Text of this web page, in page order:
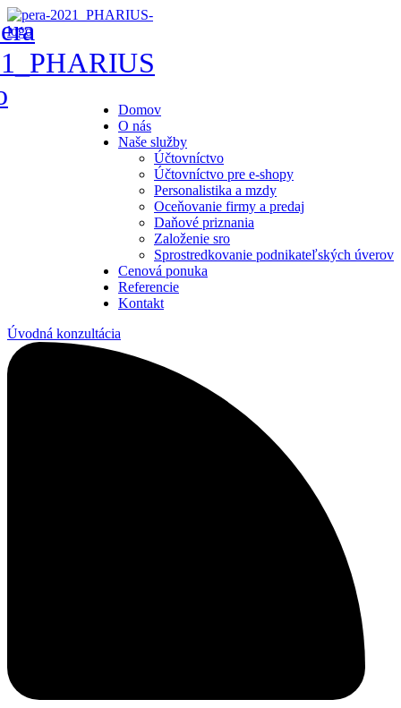
Domov
O nás
Naše služby
Účtovníctvo
Účtovníctvo pre e-shopy
Personalistika a mzdy
Oceňovanie firmy a predaj
Daňové priznania
Založenie sro
Sprostredkovanie podnikateľských úverov
Cenová ponuka
Referencie
Kontakt
Úvodná konzultácia